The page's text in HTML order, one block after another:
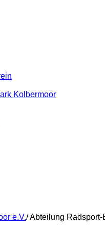
Kolbermoor
e.V./ Abteilung